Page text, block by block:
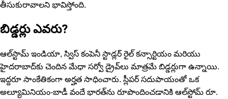
తీసుకురావాలని భావిస్తోంది.
బిడ్డర్లు ఎవరు?
ఆల్‌స్టామ్ ఇండియా, స్విస్ కంపెనీ స్టాడ్లర్ రైల్ కన్సార్టియం మరియు
హైదరాబాద్‌కు చెందిన మేధా సర్వో డ్రైవ్‌లు మాత్రమే బిడ్డర్లుగా ఉన్నాయి.
ఇద్దరూ సాంకేతికంగా అర్హత సాధించారు. స్లీపర్ సదుపాయంతో ఒక
అల్యూమినియం-బాడీ వందే భారత్‌ను రూపొందించడానికి ఆల్‌స్టోమ్ రూ.